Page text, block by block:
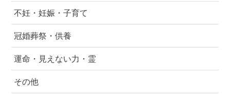
不妊・妊娠・子育て
冠婚葬祭・供養
運命・見えない力・霊
その他